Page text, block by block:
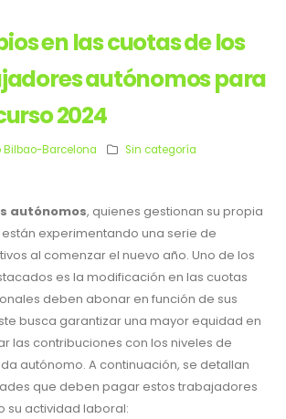
en las cuotas de los
autónomos para
2024
Bilbao-Barcelona
Sin categoría
autónomos, quienes gestionan su propia
experimentando una serie de
al comenzar el nuevo año. Uno de los
es la modificación en las cuotas
deben abonar en función de sus
busca garantizar una mayor equidad en
las contribuciones con los niveles de
autónomo. A continuación, se detallan
que deben pagar estos trabajadores
su actividad laboral: